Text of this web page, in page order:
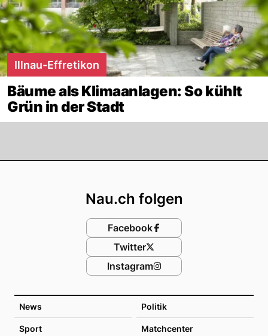
Illnau-Effretikon
Bäume als Klimaanlagen: So kühlt
Grün in der Stadt
News Politik
Sport Matchcenter
Nau.ch folgen
Facebook
Twitter
Instagram